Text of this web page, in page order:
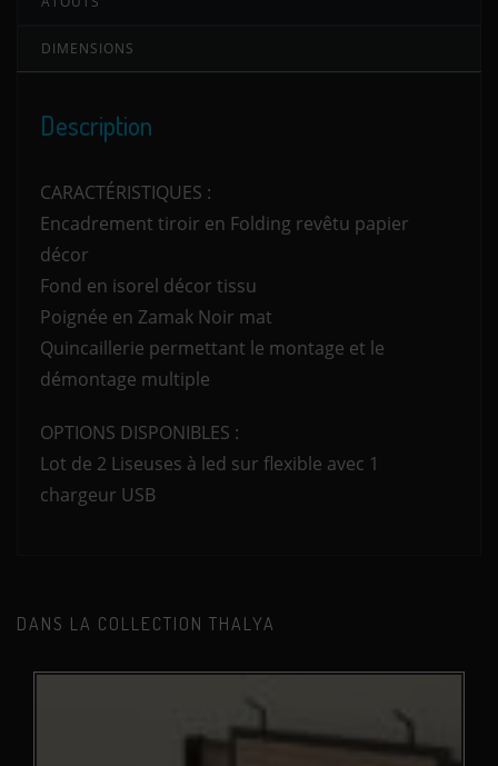
DIMENSIONS
Description
CARACTÉRISTIQUES :
Encadrement tiroir en Folding revêtu papier
décor
Fond en isorel décor tissu
Poignée en Zamak Noir mat
Quincaillerie permettant le montage et le
démontage multiple
OPTIONS DISPONIBLES :
Lot de 2 Liseuses à led sur flexible avec 1
chargeur USB
DANS LA COLLECTION THALYA